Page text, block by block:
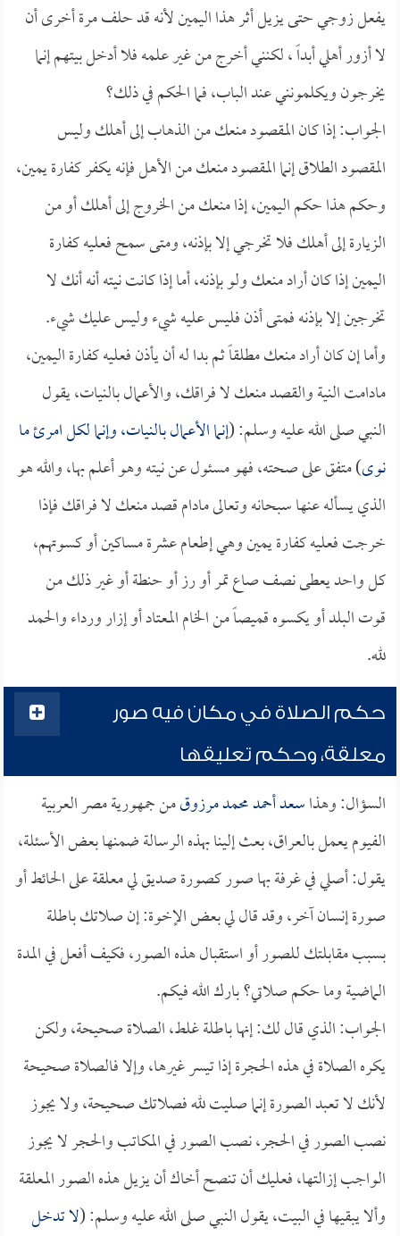
يفعل زوجي حتى يزيل أثر هذا اليمين لأنه قد حلف مرة أخرى أن
لا أزور أهلي أبداً ، لكنني أخرج من غير علمه فلا أدخل بيتهم إنما
يخرجون ويكلمونني عند الباب، فما الحكم في ذلك؟
الجواب: إذا كان المقصود منعك من الذهاب إلى أهلك وليس
المقصود الطلاق إنما المقصود منعك من الأهل فإنه يكفر كفارة يمين،
وحكم هذا حكم اليمين، إذا منعك من الخروج إلى أهلك أو من
الزيارة إلى أهلك فلا تخرجي إلا بإذنه، ومتى سمح فعليه كفارة
اليمين إذا كان أراد منعك ولو بإذنه، أما إذا كانت نيته أنه أنك لا
تخرجين إلا بإذنه فمتى أذن فليس عليه شيء وليس عليك شيء.
وأما إن كان أراد منعك مطلقاً ثم بدا له أن يأذن فعليه كفارة اليمين،
مادامت النية والقصد منعك لا فراقك، والأعمال بالنيات، يقول
النبي صلى الله عليه وسلم: (إنما الأعمال بالنيات، وإنما لكل امرئ ما
نوى) متفق على صحته، فهو مسئول عن نيته وهو أعلم بها، والله هو
الذي يسأله عنها سبحانه وتعالى مادام قصد منعك لا فراقك فإذا
خرجت فعليه كفارة يمين وهي إطعام عشرة مساكين أو كسوتهم،
كل واحد يعطى نصف صاع تمر أو رز أو حنطة أو غير ذلك من
قوت البلد أو يكسوه قميصاً من الخام المعتاد أو إزار ورداء والحمد
لله.
حكم الصلاة في مكان فيه صور
معلقة، وحكم تعليقها
السؤال: وهذاسعد أحمد محمد مرزوقمن جمهورية مصر العربية
الفيوم يعمل بالعراق، بعث إلينا بهذه الرسالة ضمنها بعض الأسئلة،
يقول: أصلي في غرفة بها صور كصورة صديق لي معلقة على الحائط أو
صورة إنسان آخر، وقد قال لي بعض الإخوة: إن صلاتك باطلة
بسبب مقابلتك للصور أو استقبال هذه الصور، فكيف أفعل في المدة
الماضية وما حكم صلاتي؟ بارك الله فيكم.
الجواب: الذي قال لك: إنها باطلة غلط، الصلاة صحيحة، ولكن
يكره الصلاة في هذه الحجرة إذا تيسر غيرها، وإلا فالصلاة صحيحة
لأنك لا تعبد الصورة إنما صليت لله فصلاتك صحيحة، ولا يجوز
نصب الصور في الحجر، نصب الصور في المكاتب والحجر لا يجوز
الواجب إزالتها، فعليك أن تنصح أخاك أن يزيل هذه الصور المعلقة
وألا يبقيها في البيت، يقول النبي صلى الله عليه وسلم: (لا تدخل